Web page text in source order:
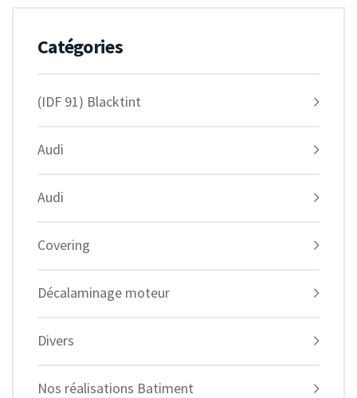
Catégories
(IDF 91) Blacktint
Audi
Audi
Covering
Décalaminage moteur
Divers
Nos réalisations Batiment